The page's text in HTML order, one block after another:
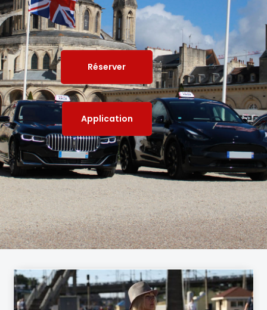
Réserver
Application